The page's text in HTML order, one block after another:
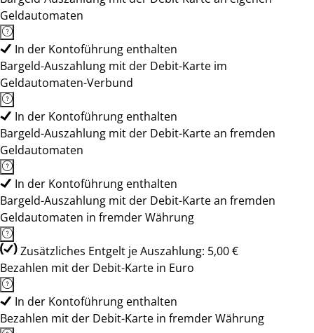
Geldautomaten
In der Kontoführung enthalten
Bargeld-Auszahlung mit der Debit-Karte im
Geldautomaten-Verbund
In der Kontoführung enthalten
Bargeld-Auszahlung mit der Debit-Karte an fremden
Geldautomaten
In der Kontoführung enthalten
Bargeld-Auszahlung mit der Debit-Karte an fremden
Geldautomaten in fremder Währung
Zusätzliches Entgelt je Auszahlung: 5,00 €
Bezahlen mit der Debit-Karte in Euro
In der Kontoführung enthalten
Bezahlen mit der Debit-Karte in fremder Währung